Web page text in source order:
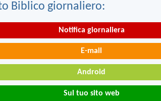
Biblico giornaliero:
Notifica giornaliera
E-mail
Android
Sul tuo sito web